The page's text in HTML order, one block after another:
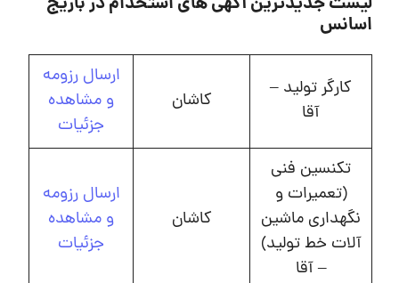
اسانس
کارگر تولید –
آقا
کاشان
ارسال رزومه
و مشاهده
جزئیات
تکنسین فنی
(تعمیرات و
نگهداری ماشین
آلات خط تولید)
– آقا
کاشان
ارسال رزومه
و مشاهده
جزئیات